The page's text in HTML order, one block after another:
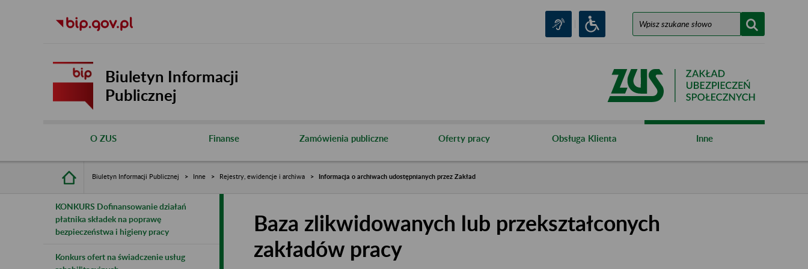
Biuletyn Informacji
Publicznej
O ZUS Finanse Zamówienia publiczne Oferty pracy Obsługa Klienta Inne
Biuletyn Informacji Publicznej Inne Rejestry, ewidencje i archiwa Informacja o archiwach udostępnianych przez Zakład
KONKURS Dofinansowanie działań
płatnika składek na poprawę
bezpieczeństwa i higieny pracy
Konkurs ofert na świadczenie usług
Baza zlikwidowanych lub przekształconych
zakładów pracy